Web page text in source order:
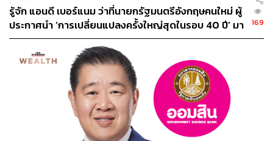
เคอร์ฟิวระหว่างเวลา 23.00-05.00 น. ของทุกวัน ประชาชน
ต้องสวมหน้ากากอนามัยทุกครั้งเมื่ออยู่ในที่สาธารณะ และ
งดจัดปาร์ตี้คริสต์มาสอย่างเด็ดขาด ส่วนใครก็ตามที่ละเมิด
กฎหมาย จะโดนปรับเป็นเงินสูงสุด 3,800 ดอลลาร์สหรัฐ
ข้ามมายังฮังการี แม้จะไม่ได้ประกาศล็อกดาวน์ แต่ก็สั่ง
เคอร์ฟิวตั้งแต่เวลา 20.00- 05.00 น. ของทุกวัน ยาวไปจนถึง
วันปีใหม่ พร้อมสั่งงดจัดงานปาร์ตี้ต่างๆ ไม่ว่างานนั้นจะจัดอยู่
ในสถานที่ส่วนตัวหรือที่บ้านก็ตาม
รู้จัก แอนดี เบอร์แนม ว่าที่นายกรัฐมนตรีอังกฤษคนใหม่ ผู้
ประกาศนำ ‘การเปลี่ยนแปลงครั้งใหญ่สุดในรอบ 40 ปี’ มา
สู่การเมืองอังกฤษ
169